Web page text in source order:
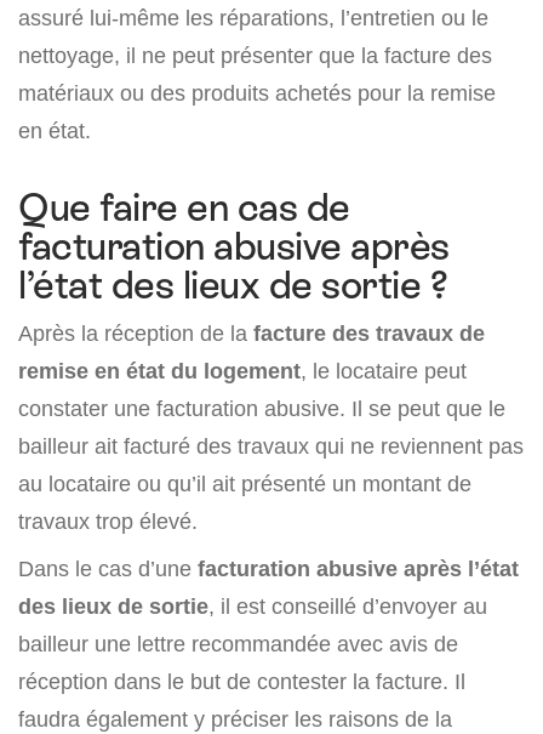
assuré lui-même les réparations, l’entretien ou le
nettoyage, il ne peut présenter que la facture des
matériaux ou des produits achetés pour la remise
en état.
Que faire en cas de
facturation abusive après
l’état des lieux de sortie ?
Après la réception de la facture des travaux de
remise en état du logement, le locataire peut
constater une facturation abusive. Il se peut que le
bailleur ait facturé des travaux qui ne reviennent pas
au locataire ou qu’il ait présenté un montant de
travaux trop élevé.
Dans le cas d’une facturation abusive après l’état
des lieux de sortie, il est conseillé d’envoyer au
bailleur une lettre recommandée avec avis de
réception dans le but de contester la facture. Il
faudra également y préciser les raisons de la